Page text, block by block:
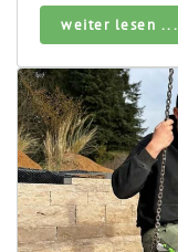
weiter lesen ...